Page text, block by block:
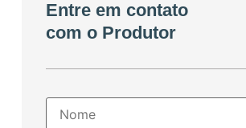
Entre em contato
com o Produtor